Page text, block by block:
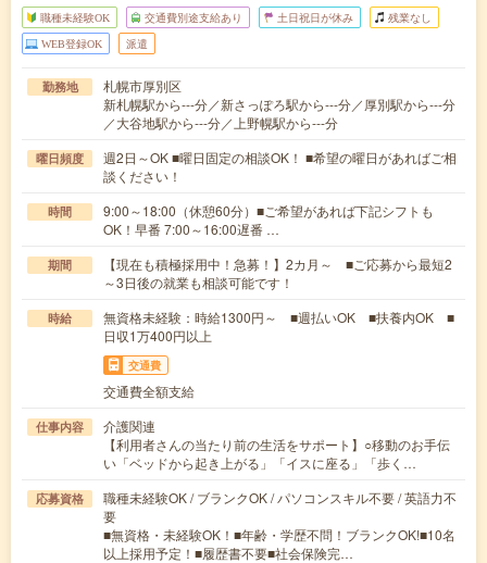
職種未経験OK 交通費別途支給あり 土日祝日が休み 残業なし
WEB登録OK 派遣
勤務地
札幌市厚別区
新札幌駅から---分／新さっぽろ駅から---分／厚別駅から---分
／大谷地駅から---分／上野幌駅から---分
曜日頻度
週2日～OK ■曜日固定の相談OK！ ■希望の曜日があればご相
談ください！
時間
9:00～18:00（休憩60分）■ご希望があれば下記シフトも
OK！早番 7:00～16:00遅番 …
期間
【現在も積極採用中！急募！】2カ月～ ■ご応募から最短2
～3日後の就業も相談可能です！
時給
無資格未経験：時給1300円～ ■週払いOK ■扶養内OK ■
日収1万400円以上
交通費
交通費全額支給
仕事内容
介護関連
【利用者さんの当たり前の生活をサポート】○移動のお手伝
い「ベッドから起き上がる」「イスに座る」「歩く…
応募資格
職種未経験OK / ブランクOK / パソコンスキル不要 / 英語力不
要
■無資格・未経験OK！■年齢・学歴不問！ブランクOK!■10名
以上採用予定！■履歴書不要■社会保険完…